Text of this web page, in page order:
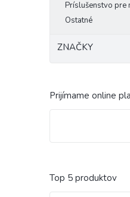
Príslušenstvo pre
Ostatné
ZNAČKY
Prijímame online
Top 5 produktov